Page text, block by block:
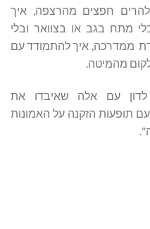
חפצים מהרצפה, איך
מתח בגב או בצוואר ובלי
ממדרכה, איך להתמודד עם
מהמיטה.
לדון עם אלה שאיבדו את
תופעות הזקנה על האמונות